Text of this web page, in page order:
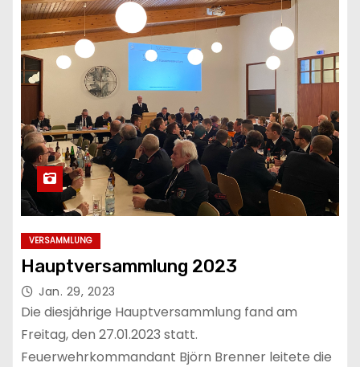
VERSAMMLUNG
Hauptversammlung 2023
Jan. 29, 2023
Die diesjährige Hauptversammlung fand am
Freitag, den 27.01.2023 statt.
Feuerwehrkommandant Björn Brenner leitete die